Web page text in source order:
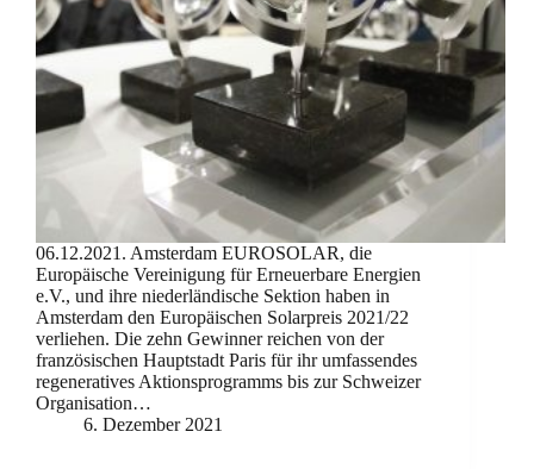
06.12.2021. Amsterdam EUROSOLAR, die
Europäische Vereinigung für Erneuerbare Energien
e.V., und ihre niederländische Sektion haben in
Amsterdam den Europäischen Solarpreis 2021/22
verliehen. Die zehn Gewinner reichen von der
französischen Hauptstadt Paris für ihr umfassendes
regeneratives Aktionsprogramms bis zur Schweizer
Organisation…
6. Dezember 2021